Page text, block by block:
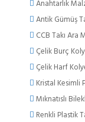
Anahtarlık
Antik Gümüş
CCB Takı Ara
Çelik Burç
Çelik Harf
Kristal Kesimli
Mıknatıslı
Renkli Plastik